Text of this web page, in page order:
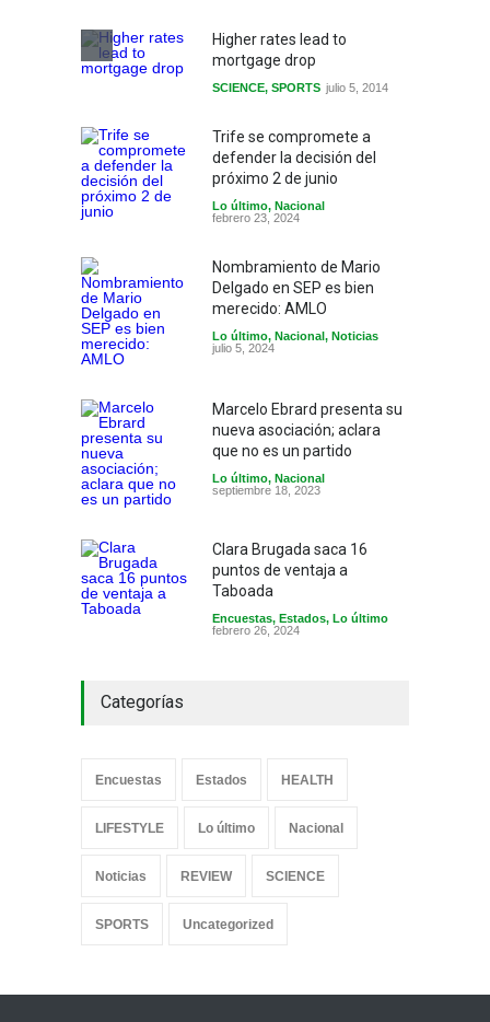
Higher rates lead to
mortgage drop
SCIENCE, SPORTS julio 5, 2014
Trife se compromete a
defender la decisión del
próximo 2 de junio
Lo último, Nacional
febrero 23, 2024
Nombramiento de Mario
Delgado en SEP es bien
merecido: AMLO
Lo último, Nacional, Noticias
julio 5, 2024
Marcelo Ebrard presenta su
nueva asociación; aclara
que no es un partido
Lo último, Nacional
septiembre 18, 2023
Clara Brugada saca 16
puntos de ventaja a
Taboada
Encuestas, Estados, Lo último
febrero 26, 2024
Categorías
Encuestas Estados HEALTH
LIFESTYLE Lo último Nacional
Noticias REVIEW SCIENCE
SPORTS Uncategorized